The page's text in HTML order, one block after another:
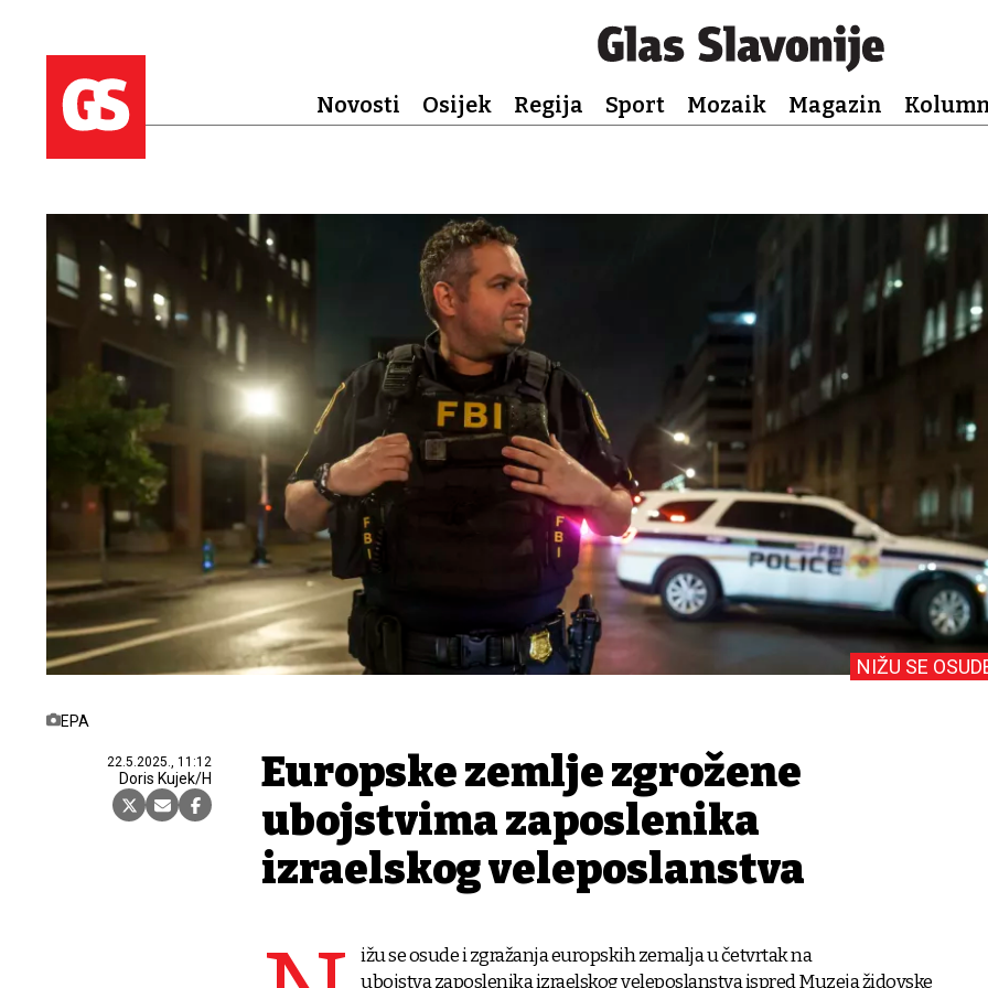
Novosti Osijek Regija Sport Mozaik Magazin
EPA
22.5.2025., 11:12
Doris Kujek/H
NIŽU SE
Europske zemlje zgrožene
ubojstvima zaposlenika
izraelskog veleposlanstva
ižu se osude i zgražanja europskih zemalja u četvrtak na
ubojstva zaposlenika izraelskog veleposlanstva ispred Muzeja židovske